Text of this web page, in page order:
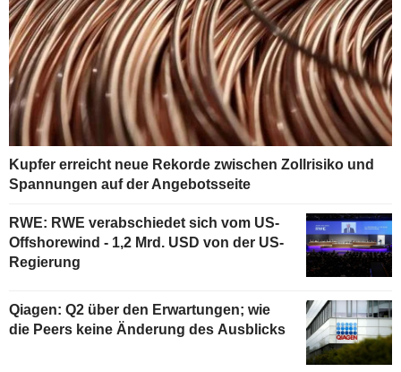
Kupfer erreicht neue Rekorde zwischen Zollrisiko und
Spannungen auf der Angebotsseite
RWE: RWE verabschiedet sich vom US-
Offshorewind - 1,2 Mrd. USD von der US-
Regierung
Qiagen: Q2 über den Erwartungen; wie
die Peers keine Änderung des Ausblicks